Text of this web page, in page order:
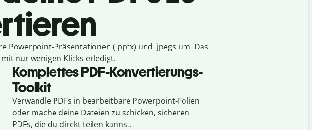
Powerpoint-Präsentationen (.pptx) und .jpegs um. Das
nur wenigen Klicks erledigt.
Komplettes PDF-Konvertierungs-
Toolkit
Verwandle PDFs in bearbeitbare Powerpoint-Folien
oder mache deine Dateien zu schicken, sicheren
PDFs, die du direkt teilen kannst.